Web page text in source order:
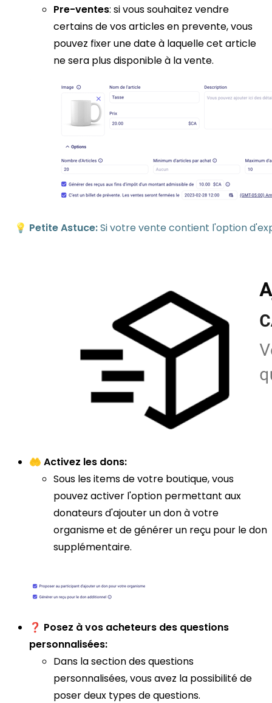
Pre-ventes: si vous souhaitez vendre
certains de vos articles en prevente, vous
pouvez fixer une date à laquelle cet article
ne sera plus disponible à la vente.
💡 Petite Astuce:Si votre vente contient l'option
🤲 Activez les dons:
Sous les items de votre boutique, vous
pouvez activer l'option permettant aux
donateurs d'ajouter un don à votre
organisme et de générer un reçu pour le don
supplémentaire.
❓ Posez à vos acheteurs des questions
personnalisées:
Dans la section des questions
personnalisées, vous avez la possibilité de
poser deux types de questions.